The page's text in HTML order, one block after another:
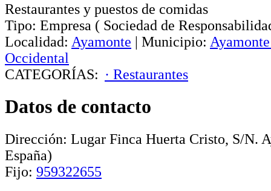
Restaurantes y puestos de comidas
Tipo: Empresa ( Sociedad de
Localidad: Ayamonte | Municipio: Ayamonte
Occidental
CATEGORÍAS: · Restaurantes
Datos de contacto
Dirección: Lugar Finca Huerta Cristo, S/N.
España)
Fijo: 959322655